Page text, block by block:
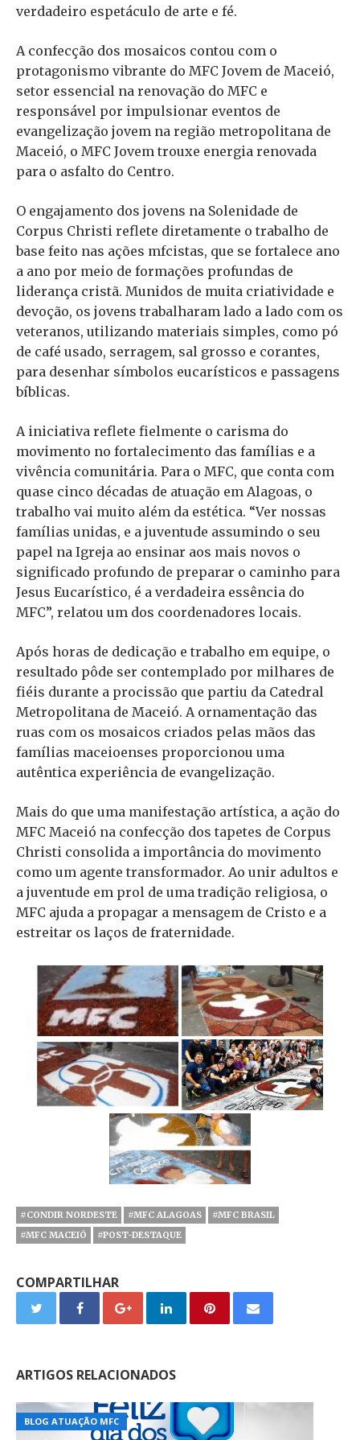
verdadeiro espetáculo de arte e fé.
A confecção dos mosaicos contou com o
protagonismo vibrante do MFC Jovem de Maceió,
setor essencial na renovação do MFC e
responsável por impulsionar eventos de
evangelização jovem na região metropolitana de
Maceió, o MFC Jovem trouxe energia renovada
para o asfalto do Centro.
O engajamento dos jovens na Solenidade de
Corpus Christi reflete diretamente o trabalho de
base feito nas ações mfcistas, que se fortalece ano
a ano por meio de formações profundas de
liderança cristã. Munidos de muita criatividade e
devoção, os jovens trabalharam lado a lado com os
veteranos, utilizando materiais simples, como pó
de café usado, serragem, sal grosso e corantes,
para desenhar símbolos eucarísticos e passagens
bíblicas.
A iniciativa reflete fielmente o carisma do
movimento no fortalecimento das famílias e a
vivência comunitária. Para o MFC, que conta com
quase cinco décadas de atuação em Alagoas, o
trabalho vai muito além da estética. “Ver nossas
famílias unidas, e a juventude assumindo o seu
papel na Igreja ao ensinar aos mais novos o
significado profundo de preparar o caminho para
Jesus Eucarístico, é a verdadeira essência do
MFC”, relatou um dos coordenadores locais.
Após horas de dedicação e trabalho em equipe, o
resultado pôde ser contemplado por milhares de
fiéis durante a procissão que partiu da Catedral
Metropolitana de Maceió. A ornamentação das
ruas com os mosaicos criados pelas mãos das
famílias maceioenses proporcionou uma
autêntica experiência de evangelização.
Mais do que uma manifestação artística, a ação do
MFC Maceió na confecção dos tapetes de Corpus
Christi consolida a importância do movimento
como um agente transformador. Ao unir adultos e
a juventude em prol de uma tradição religiosa, o
MFC ajuda a propagar a mensagem de Cristo e a
estreitar os laços de fraternidade.
#CONDIR NORDESTE #MFC ALAGOAS
#MFC BRASIL
#MFC MACEIÓ
#POST-DESTAQUE
COMPARTILHAR
ARTIGOS RELACIONADOS
BLOG ATUAÇÃO MFC